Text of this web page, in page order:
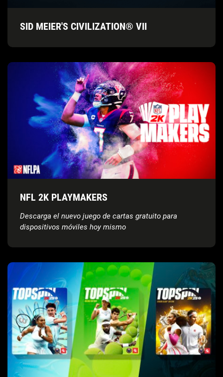
SID MEIER'S CIVILIZATION® VII
NFL 2K PLAYMAKERS
Descarga el nuevo juego de cartas gratuito para
dispositivos móviles hoy mismo